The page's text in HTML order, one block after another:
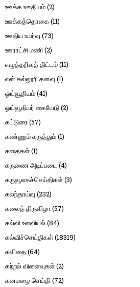
ஊக்க ஊதியம்(2)
ஊக்கத்தொகை(11)
ஊதிய உயர்வு (73)
ஊராட்சி மணி(2)
எழுத்தறிவுத் திட்டம்(11)
என் கல்லூரி கனவு (1)
ஓய்வூதியம்(41)
ஓய்வூதியர் கையேடு(2)
கட்டுரை (57)
கண்ணும் கருத்தும்(1)
கதைகள்(1)
கருணை அடிப்படை (4)
கருவூலகச்செய்திகள்(3)
கலந்தாய்வு (232)
கலைத் திருவிழா (57)
கல்வி உளவியல் (84)
கல்விச்செய்திகள்(18319)
கவிதை(64)
கற்றல் விளைவுகள்(2)
கனமழை செய்தி(72)